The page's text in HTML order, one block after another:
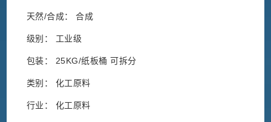
天然/合成： 合成
级别： 工业级
包装： 25KG/纸板桶 可拆分
类别： 化工原料
行业： 化工原料